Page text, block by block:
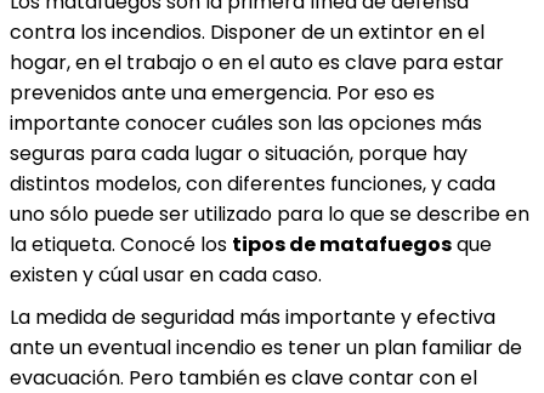
contra los incendios. Disponer de un extintor en el
hogar, en el trabajo o en el auto es clave para estar
prevenidos ante una emergencia. Por eso es
importante conocer cuáles son las opciones más
seguras para cada lugar o situación, porque hay
distintos modelos, con diferentes funciones, y cada
uno sólo puede ser utilizado para lo que se describe en
la etiqueta. Conocé los tipos de matafuegosque
existen y cúal usar en cada caso.
La medida de seguridad más importante y efectiva
ante un eventual incendio es tener un plan familiar de
evacuación. Pero también es clave contar con el